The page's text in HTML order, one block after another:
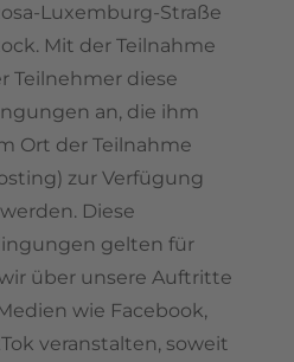
Luxemburg-Straße
Mit der Teilnahme
Teilnehmer diese
an, die ihm
Ort der Teilnahme
zur Verfügung
Diese
gelten für
über unsere Auftritte
wie Facebook,
veranstalten, soweit